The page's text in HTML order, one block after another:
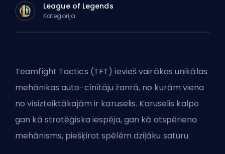
League of Legends
Kategorija
Teamfight Tactics (TFT) ievieš vairākas unikālas
mehānikas auto-cīnītāju žanrā, no kurām viena
no visizteiktākajām ir karuselis. Karuselis kalpo
gan kā stratēģiska iespēja, gan kā atspēriena
mehānisms, piešķirot spēlēm dziļāku saturu.